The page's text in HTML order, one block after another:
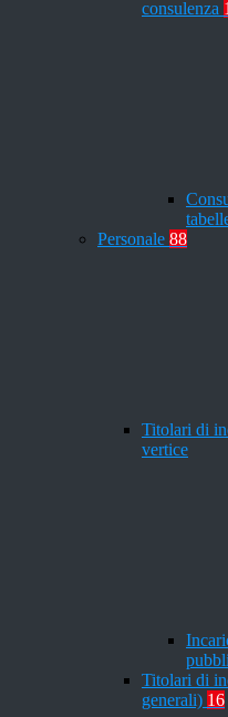
consulenza
Personale 88
Titolari di
vertice
Titolari di
generali) 16